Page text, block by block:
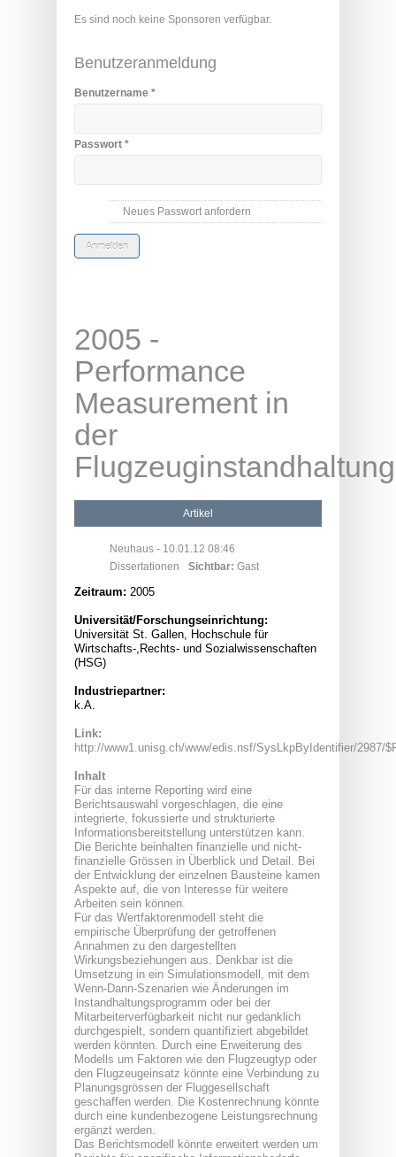
Es sind noch keine Sponsoren verfügbar.
Benutzeranmeldung
Benutzername *
Passwort *
Neues Passwort anfordern
2005 -
Performance
Measurement in
der
Flugzeuginstandhaltung
Artikel
Neuhaus - 10.01.12 08:46
Dissertationen
Sichtbar: Gast
Zeitraum: 2005
Universität/Forschungseinrichtung:
Universität St. Gallen, Hochschule für
Wirtschafts-,Rechts- und Sozialwissenschaften
(HSG)
Industriepartner:
k.A.
Link:
http://www1.unisg.ch/www/edis.nsf/SysLkpByIdentifier/2987/
Inhalt
Für das interne Reporting wird eine
Berichtsauswahl vorgeschlagen, die eine
integrierte, fokussierte und strukturierte
Informationsbereitstellung unterstützen kann.
Die Berichte beinhalten finanzielle und nicht-
finanzielle Grössen in Überblick und Detail. Bei
der Entwicklung der einzelnen Bausteine kamen
Aspekte auf, die von Interesse für weitere
Arbeiten sein können.
Für das Wertfaktorenmodell steht die
empirische Überprüfung der getroffenen
Annahmen zu den dargestellten
Wirkungsbeziehungen aus. Denkbar ist die
Umsetzung in ein Simulationsmodell, mit dem
Wenn-Dann-Szenarien wie Änderungen im
Instandhaltungsprogramm oder bei der
Mitarbeiterverfügbarkeit nicht nur gedanklich
durchgespielt, sondern quantifiziert abgebildet
werden könnten. Durch eine Erweiterung des
Modells um Faktoren wie den Flugzeugtyp oder
den Flugzeugeinsatz könnte eine Verbindung zu
Planungsgrössen der Fluggesellschaft
geschaffen werden. Die Kostenrechnung könnte
durch eine kundenbezogene Leistungsrechnung
ergänzt werden.
Das Berichtsmodell könnte erweitert werden um